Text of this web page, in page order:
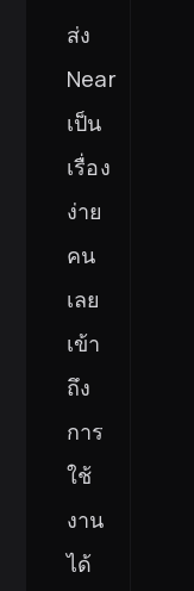
ส่ง
Near
เป็น
เรื่อง
ง่าย
คน
เลย
เข้า
ถึง
การ
ใช้
งาน
ได้